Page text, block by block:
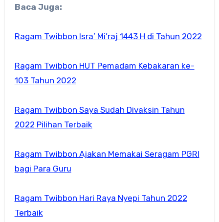
Baca Juga:
Ragam Twibbon Isra’ Mi’raj 1443 H di Tahun 2022
Ragam Twibbon HUT Pemadam Kebakaran ke-
103 Tahun 2022
Ragam Twibbon Saya Sudah Divaksin Tahun
2022 Pilihan Terbaik
Ragam Twibbon Ajakan Memakai Seragam PGRI
bagi Para Guru
Ragam Twibbon Hari Raya Nyepi Tahun 2022
Terbaik